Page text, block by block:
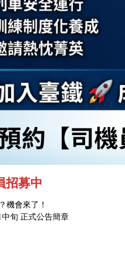
招募中
機會來了！
旬 正式公告簡章